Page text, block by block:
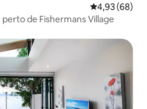
4,93 de uma
4,93 (68)
de Fishermans Village